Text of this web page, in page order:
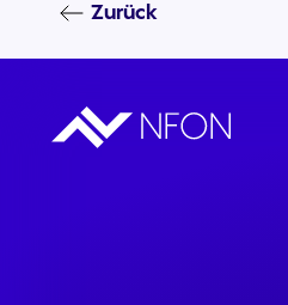
Zurück